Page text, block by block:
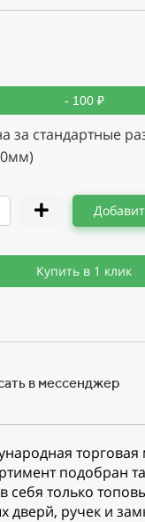
- 100 ₽
за стандартные
Купить в 1 клик
в мессенджер
подобран
себя только
дверй, ручек и